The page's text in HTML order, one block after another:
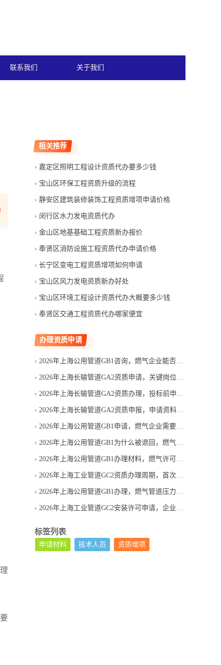
联系我们 关于我们
相关推荐
嘉定区照明工程设计资质代办要多少钱
宝山区环保工程资质升级的流程
静安区建筑装修装饰工程资质增项申请价格
闵行区水力发电资质代办
金山区地基基础工程资质新办报价
奉贤区消防设施工程资质代办申请价格
长宁区变电工程资质增项如何申请
宝山区风力发电资质新办好处
宝山区环境工程设计资质代办大概要多少钱
奉贤区交通工程资质代办哪家便宜
办理资质申请
2026年上海公用管道GB1咨询，燃气企业能否直接申请
2026年上海长输管道GA2资质申请，关键岗位人员必须齐全吗
2026年上海长输管道GA2资质办理，投标前申请是否来得及
2026年上海长输管道GA2资质申报，申请资料怎样减少退回
2026年上海公用管道GB1申请，燃气企业需要准备哪些材料
2026年上海公用管道GB1为什么被退回，燃气管道申请资料如何避免漏项
2026年上海公用管道GB1办理材料，燃气许可申请清单
2026年上海工业管道GC2资质办理周期，首次申请通常等多久
2026年上海公用管道GB1办理，燃气管道压力管道许可证怎么申请
2026年上海工业管道GC2安装许可申请，企业条件怎么判断
标签列表
申请材料 技术人员 资质增项